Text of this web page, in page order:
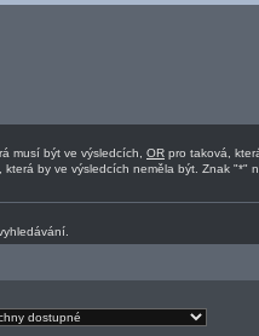
musí být ve výsledcích, OR pro taková,
která by ve výsledcích neměla být. Znak "*"